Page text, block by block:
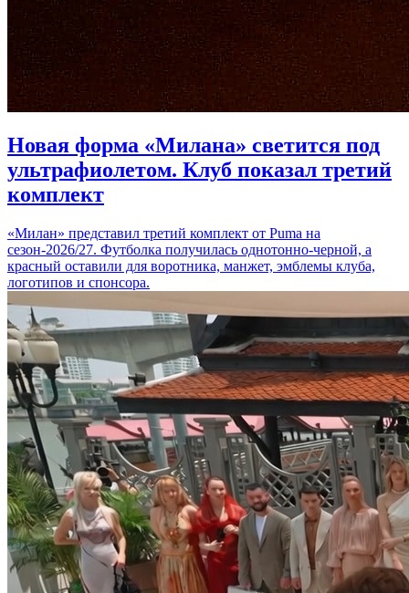
Новая форма «Милана» светится под
ультрафиолетом. Клуб показал третий
комплект
«Милан» представил третий комплект от Puma на
сезон-2026/27. Футболка получилась однотонно-черной, а
красный оставили для воротника, манжет, эмблемы клуба,
логотипов и спонсора.